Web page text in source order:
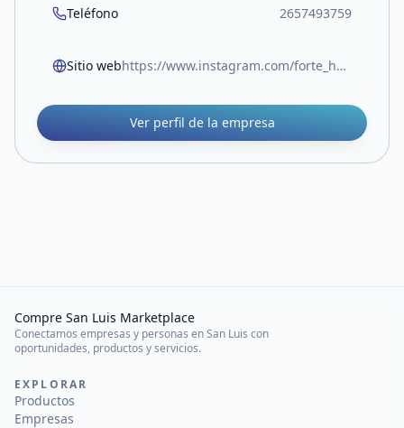
Teléfono 2657493759
Sitio web https://www.instagram.com/forte_hormigon/
Ver perfil de la empresa
Compre San Luis Marketplace
Conectamos empresas y personas en San Luis con
oportunidades, productos y servicios.
EXPLORAR
Productos
Empresas